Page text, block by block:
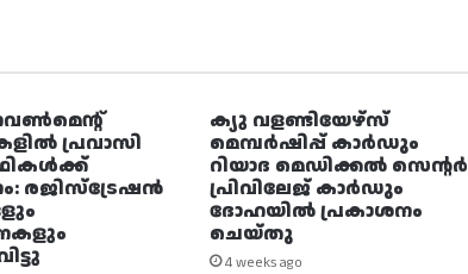
പ്രവാസി
രജിസ്ട്രേഷൻ
ക്യു വളണ്ടിയേഴ്‌സ്
മെമ്പർഷിപ്പ് കാർഡും
റിയാദ മെഡിക്കൽ സെന്റർ
പ്രിവിലേജ് കാർഡും
ദോഹയിൽ പ്രകാശനം
ചെയ്തു
4 weeks ago